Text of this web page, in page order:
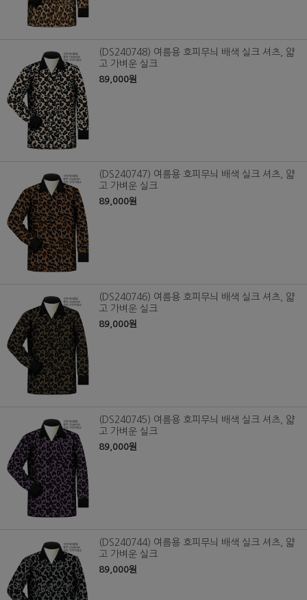
(DS240748) 여름용 호피무늬 배색 실크 셔츠, 얇
고 가벼운 실크
89,000원
(DS240747) 여름용 호피무늬 배색 실크 셔츠, 얇
고 가벼운 실크
89,000원
(DS240746) 여름용 호피무늬 배색 실크 셔츠, 얇
고 가벼운 실크
89,000원
(DS240745) 여름용 호피무늬 배색 실크 셔츠, 얇
고 가벼운 실크
89,000원
(DS240744) 여름용 호피무늬 배색 실크 셔츠, 얇
고 가벼운 실크
89,000원